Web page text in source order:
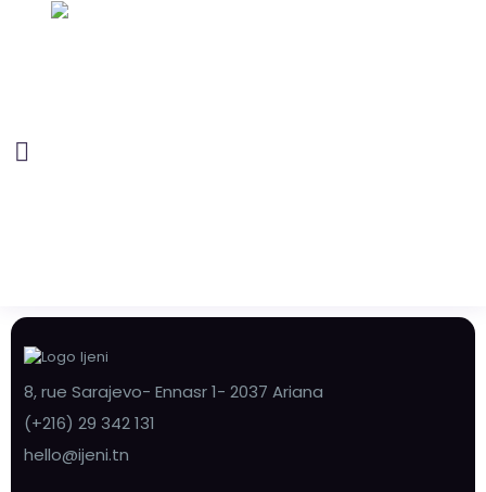
8, rue Sarajevo- Ennasr 1- 2037 Ariana
(+216) 29 342 131
hello@ijeni.tn